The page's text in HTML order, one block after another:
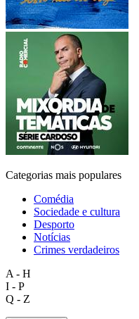
Categorias mais populares
Comédia
Sociedade e cultura
Desporto
Notícias
Crimes verdadeiros
A - H
I - P
Q - Z